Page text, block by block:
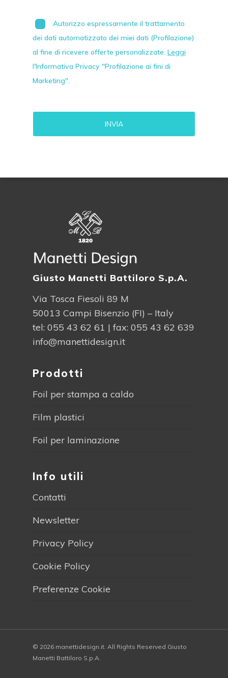
Autorizzo espressamente il trattamento
dei dati automatizzato dei miei dati (Profilazione)
al fine di ricevere offerte personalizzate. Leggi
l'Informativa Privacy "Profilazione ai fini di
Marketing".
Giusto Manetti Battiloro S.p.A.
Via Tosca Fiesoli 89 M
50013 Campi Bisenzio (FI) – Italy
tel: 055 43 62 61 | fax: 055 43 62 639
info@manettidesign.it
Prodotti
Foil per stampa a caldo
Film plastici
Foil per laminazione
Info utili
Contatti
Newsletter
Privacy Policy
Cookie Policy
Preferenze Cookie
© 2026 manettidesign.it. All Rights Reserved Giusto
Manetti Battiloro S.p.A.